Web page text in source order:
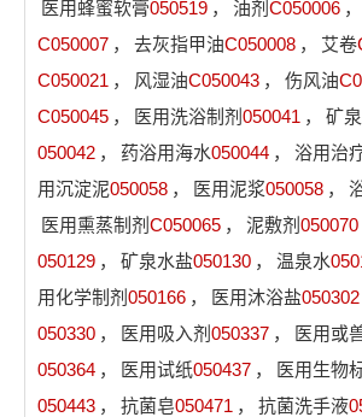
医用蜂蜜软膏050519 ， 油剂 C050006 ，
C050007 ， 去灰指甲油C050008 ， 艾卷
C050021 ， 风湿油C050043 ， 伤风油
C050045 ， 医用洗浴制剂 050041 ，
矿
050042 ， 药浴用海水050044 ， 浴用治
用沉淀泥050058 ， 医用泥浆050058 ，
医用熏蒸制剂 C050065 ， 泥敷剂 050070
050129 ， 矿泉水盐050130 ， 温泉水
用化学制剂 050166 ， 医用沐浴盐050302
050330 ， 医用吸入剂 050337 ，
医用或
050364 ， 医用试纸050437 ，
医用生物
050443 ， 抗菌皂050471 ， 抗菌洗手液